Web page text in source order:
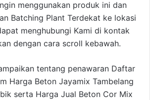
menggunakan produk ini dan
Batching Plant Terdekat ke lokasi
menghubungi Kami di kontak
dengan cara scroll kebawah.
tentang penawaran Daftar
Harga Beton Jayamix Tambelang
serta Harga Jual Beton Cor Mix